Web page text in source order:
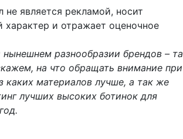
является рекламой, носит
и отражает оценочное
разнообразии брендов – та
на что обращать внимание при
каких материалов лучше, а так же
лучших высоких ботинок для